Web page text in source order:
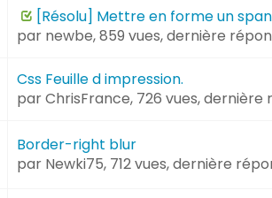
[Résolu] Mettre en forme un
par newbe, 859 vues, dernière
Css Feuille d impression.
parChrisFrance, 726 vues, dernière
Border-right blur
par Newki75, 712 vues, dernière